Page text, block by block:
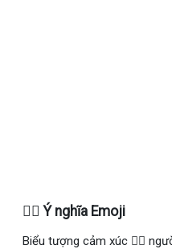
💆‍♀️ Ý nghĩa Emoji
Biểu tượng cảm xúc 💆‍♀